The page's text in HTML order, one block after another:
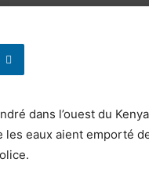
dans l’ouest du
les eaux aient emporté